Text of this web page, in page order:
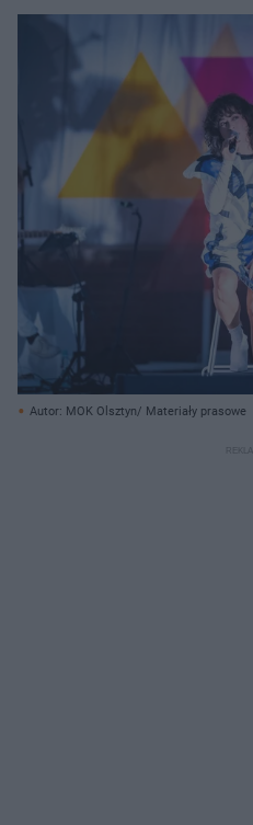
Autor: MOK Olsztyn/ Materiały prasowe